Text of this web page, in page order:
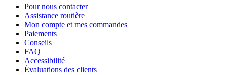
Pour nous contacter
Assistance routière
Mon compte et mes commandes
Paiements
Conseils
FAQ
Accessibilité
Évaluations des clients